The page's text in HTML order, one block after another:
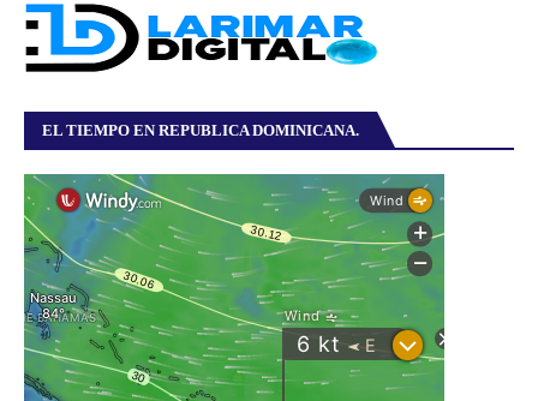
EL TIEMPO EN REPUBLICA DOMINICANA.